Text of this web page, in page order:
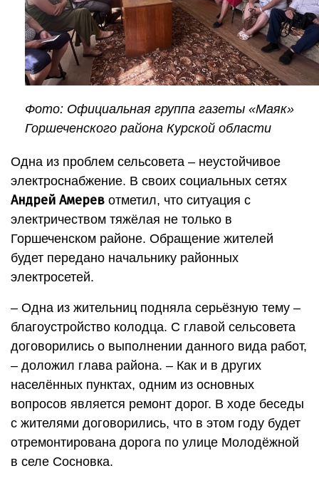
Фото: Официальная группа газеты «Маяк»
Горшеченского района Курской области
Одна из проблем сельсовета – неустойчивое
электроснабжение. В своих социальных сетях
Андрей Амерев отметил, что ситуация с
электричеством тяжёлая не только в
Горшеченском районе. Обращение жителей
будет передано начальнику районных
электросетей.
– Одна из жительниц подняла серьёзную тему –
благоустройство колодца. С главой сельсовета
договорились о выполнении данного вида работ,
– доложил глава района. – Как и в других
населённых пунктах, одним из основных
вопросов является ремонт дорог. В ходе беседы
с жителями договорились, что в этом году будет
отремонтирована дорога по улице Молодёжной
в селе Сосновка.